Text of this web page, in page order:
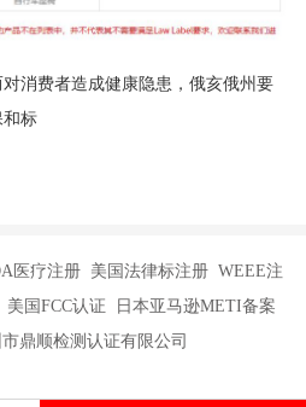
消费者造成健康隐患，俄亥俄州要
和标
医疗注册 美国法律标注册 WEEE注
国FCC认证 日本亚马逊METI备案
鼎顺检测认证有限公司